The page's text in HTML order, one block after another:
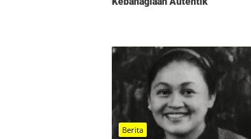
Berita